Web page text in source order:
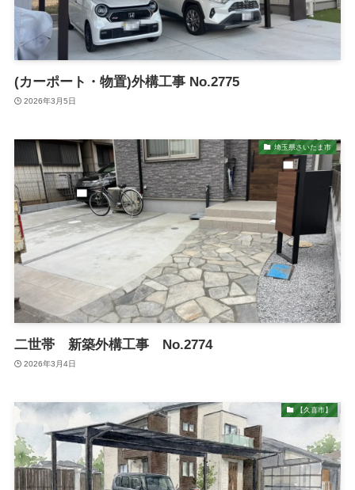
(カーポート・物置)外構工事 No.2775
2026年3月5日
埼玉県さいたま市
二世帯 新築外構工事 No.2774
2026年3月4日
【久喜市】